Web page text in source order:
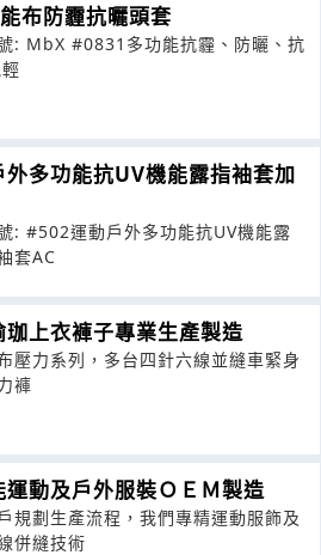
布防霾抗曬頭套
: MbX #0831多功能抗霾、防曬、抗
外多功能抗UV機能露指袖套加
: #502運動戶外多功能抗UV機能露
套AC
珈上衣褲子專業生產製造
壓力系列，多台四針六線並縫車緊身
褲
運動及戶外服裝ＯＥＭ製造
規劃生產流程，我們專精運動服飾及
併縫技術